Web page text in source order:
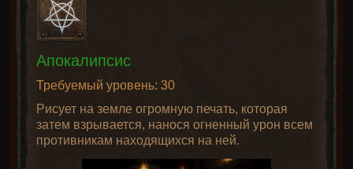
Апокалипсис
Требуемый уровень: 30
Рисует на земле огромную печать, которая
затем взрывается, нанося огненный урон всем
противникам находящихся на ней.